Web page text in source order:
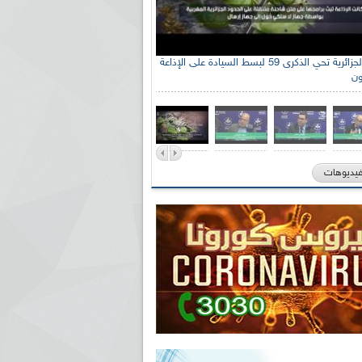
الإذاعة الجزائرية تحي الذكرى 59 لبسط السيادة على الإذاعة